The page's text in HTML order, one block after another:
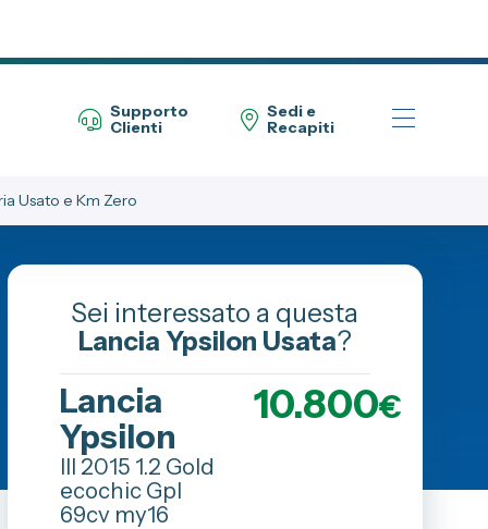
Supporto
Clienti
Sedi e
Recapiti
0173 268611
Telefono Vendita Bra
0172 439720
Telefono Officina
0173 268614
Email
info@spaziocar.it
Sei interessato a questa
Lancia Ypsilon Usata?
Lancia
Ypsilon
III 2015 1.2 Gold
ecochic Gpl
69cv my16
10.800€